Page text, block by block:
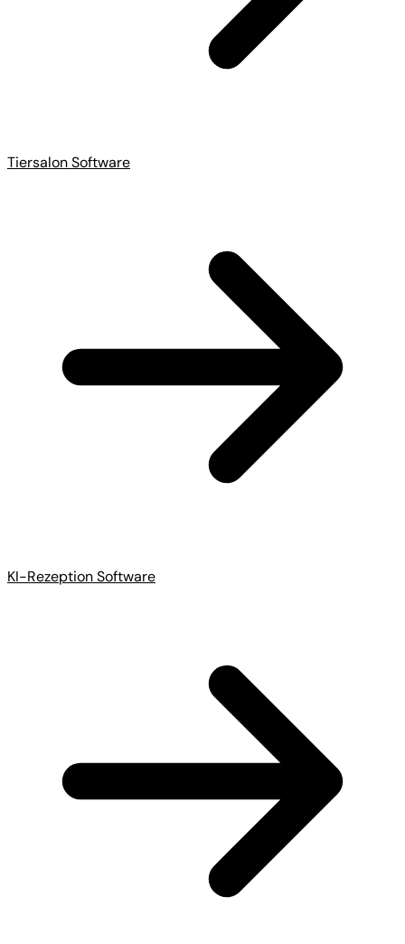
Tiersalon Software
KI-Rezeption Software